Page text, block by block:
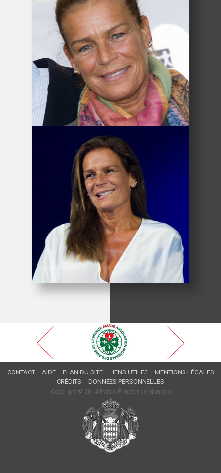
CONTACT AIDE PLAN DU SITE LIENS UTILES
MENTIONS LÉGALES
CRÉDITS
DONNÉES PERSONNELLES
Copyright © 2014 Palais Princier de Monaco